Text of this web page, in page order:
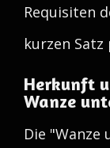
Requisiten
kurzen Satz
Herkunft
Wanze
Die